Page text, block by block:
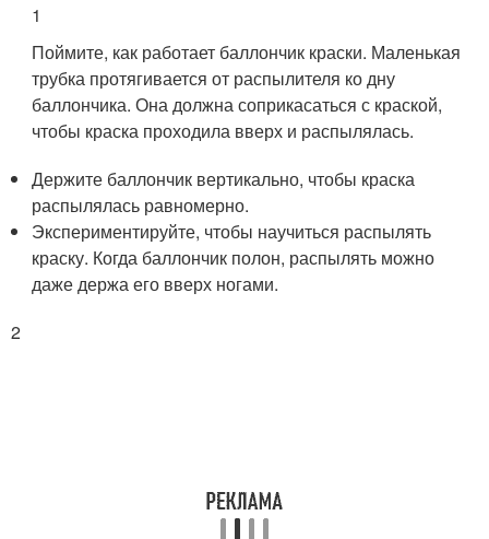
1
Поймите, как работает баллончик краски. Маленькая
трубка протягивается от распылителя ко дну
баллончика. Она должна соприкасаться с краской,
чтобы краска проходила вверх и распылялась.
Держите баллончик вертикально, чтобы краска
распылялась равномерно.
Экспериментируйте, чтобы научиться распылять
краску. Когда баллончик полон, распылять можно
даже держа его вверх ногами.
2